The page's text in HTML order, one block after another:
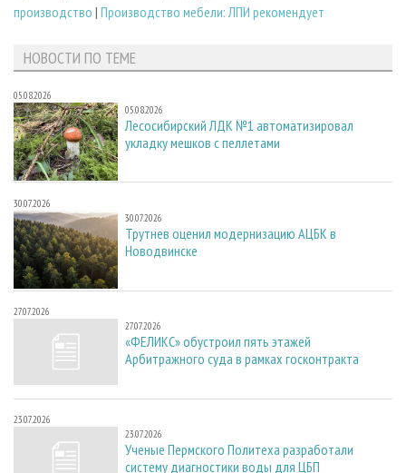
производство | Производство мебели: ЛПИ рекомендует
НОВОСТИ ПО ТЕМЕ
05.08.2026
05.08.2026
Лесосибирский ЛДК №1 автоматизировал
укладку мешков с пеллетами
30.07.2026
30.07.2026
Трутнев оценил модернизацию АЦБК в
Новодвинске
27.07.2026
27.07.2026
«ФЕЛИКС» обустроил пять этажей
Арбитражного суда в рамках госконтракта
23.07.2026
23.07.2026
Ученые Пермского Политеха разработали
систему диагностики воды для ЦБП